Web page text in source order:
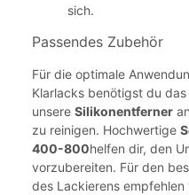
sich.
Passendes Zubehör
Für die optimale
Klarlacks benötigst du
unsere Silikonentferner
zu reinigen. Hochwertige
400-800helfen dir, den
vorzubereiten. Für den
des Lackierens empfehlen